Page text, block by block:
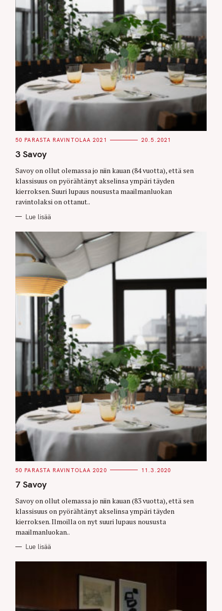
C
T
E
O
R
I
S
50 PARASTA RAVINTOLAA 2021 20.5.2021
3 Savoy
Savoy on ollut olemassa jo niin kauan (84 vuotta), että sen
klassisuus on pyörähtänyt akselinsa ympäri täyden
kierroksen. Suuri lupaus noususta maailmanluokan
ravintolaksi on ottanut..
Lue lisää
C
T
E
O
R
I
S
50 PARASTA RAVINTOLAA 2020 11.3.2020
7 Savoy
Savoy on ollut olemassa jo niin kauan (83 vuotta), että sen
klassisuus on pyörähtänyt akselinsa ympäri täyden
kierroksen. Ilmoilla on nyt suuri lupaus noususta
maailmanluokan..
Lue lisää